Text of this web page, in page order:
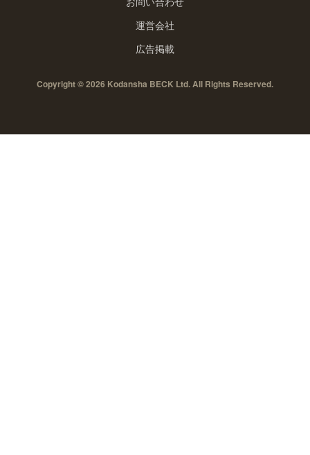
運営会社
広告掲載
Copyright © 2026 Kodansha BECK Ltd. All Rights Reserved.